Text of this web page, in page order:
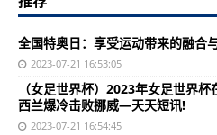
全国特奥日：享受运动带来的融合
2023-07-21 16:53:05
（女足世界杯）2023年女足世界
西兰爆冷击败挪威—天天短讯!
2023-07-21 16:54:45